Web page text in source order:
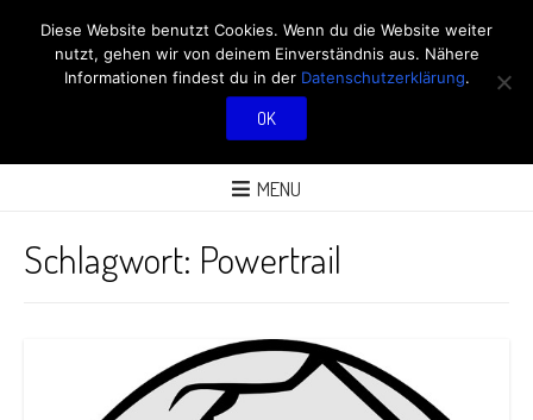
RÖBÜS OUTDOOR
BLOG
MENU
Schlagwort: Powertrail
Diese Website benutzt Cookies. Wenn du die Website weiter
nutzt, gehen wir von deinem Einverständnis aus. Nähere
Informationen findest du in der Datenschutzerklärung.
OK